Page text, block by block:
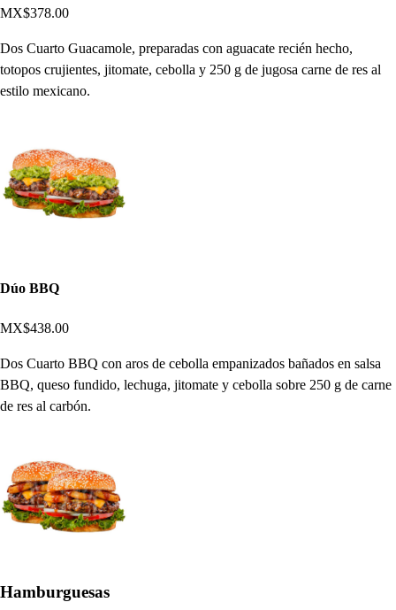
MX$378.00
Dos Cuarto Guacamole, preparadas con aguacate recién hecho,
totopos crujientes, jitomate, cebolla y 250 g de jugosa carne de res al
estilo mexicano.
Dúo BBQ
MX$438.00
Dos Cuarto BBQ con aros de cebolla empanizados bañados en salsa
BBQ, queso fundido, lechuga, jitomate y cebolla sobre 250 g de carne
de res al carbón.
Hamburguesas